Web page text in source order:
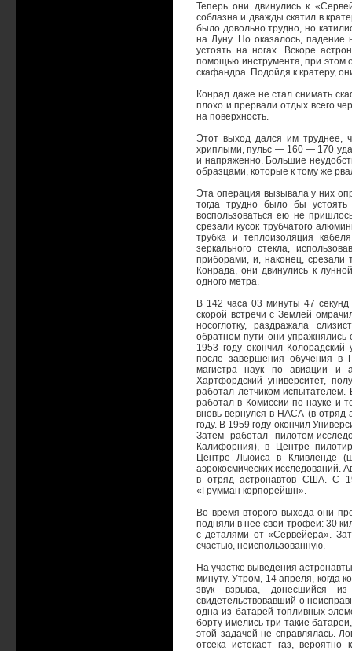
Теперь они двинулись к
соблазна и дважды скатил в
было довольно трудно, но
на Луну. Но оказалось, падение
устоять на ногах. Вскоре
помощью инструмента, при этом
скафандра. Подойдя к кратеру,
Конрад даже не стал снимать
плохо и прервали отдых всего
на поверхность.
Этот выход дался им труднее,
хриплыми, пульс — 160 — 170
и напряженно. Большие
образцами, которые к тому же
Эта операция вызывала у них
тогда трудно было бы устоять
воспользоваться ею не
срезали кусок трубчатого
трубка и теплоизоляция
зеркального стекла,
приборами, и, наконец, срезали
Конрада, они двинулись к
одного метра.
В 142 часа 03 минуты 47
скорой встречи с Землей
носоглотку, раздражала
обратном пути они
1953 году окончил
после завершения обучения в
магистра наук по авиации и
Хартфордский университет,
работал летчиком-
работал в Комиссии по науке и
вновь вернулся в НАСА (в отряд
году. В 1959 году окончил
Затем работал пилотом-
Калифорния), в Центре
Центре Льюиса в Кливленде
аэрокосмических исследований.
в отряд астронавтов США. С
«Грумман корпорейшн».
Во время второго выхода они
подняли в нее свои трофеи: 30
с деталями от «Сервейера».
счастью, неиспользованную.
На участке выведения
минуту. Утром, 14 апреля, когда
звук взрыва, донесшийся из
свидетельствовавший о
одна из батарей топливных
борту имелись три такие
этой задачей не справлялась.
отсека истекает газ,